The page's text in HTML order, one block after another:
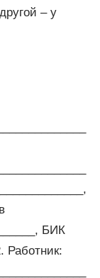
– у
БИК
Работник: